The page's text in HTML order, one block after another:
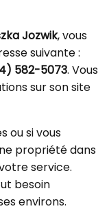
Jozwik, vous
suivante :
582-5073. Vous
sur son site
ou si vous
propriété dans
service.
besoin
environs.